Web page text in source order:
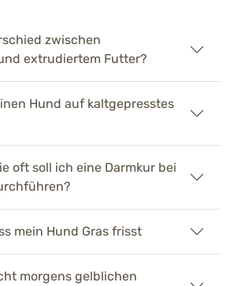
zwischen
extrudiertem Futter?
Hund auf kaltgepresstes
oft soll ich eine Darmkur bei
mein Hund Gras frisst
morgens gelblichen